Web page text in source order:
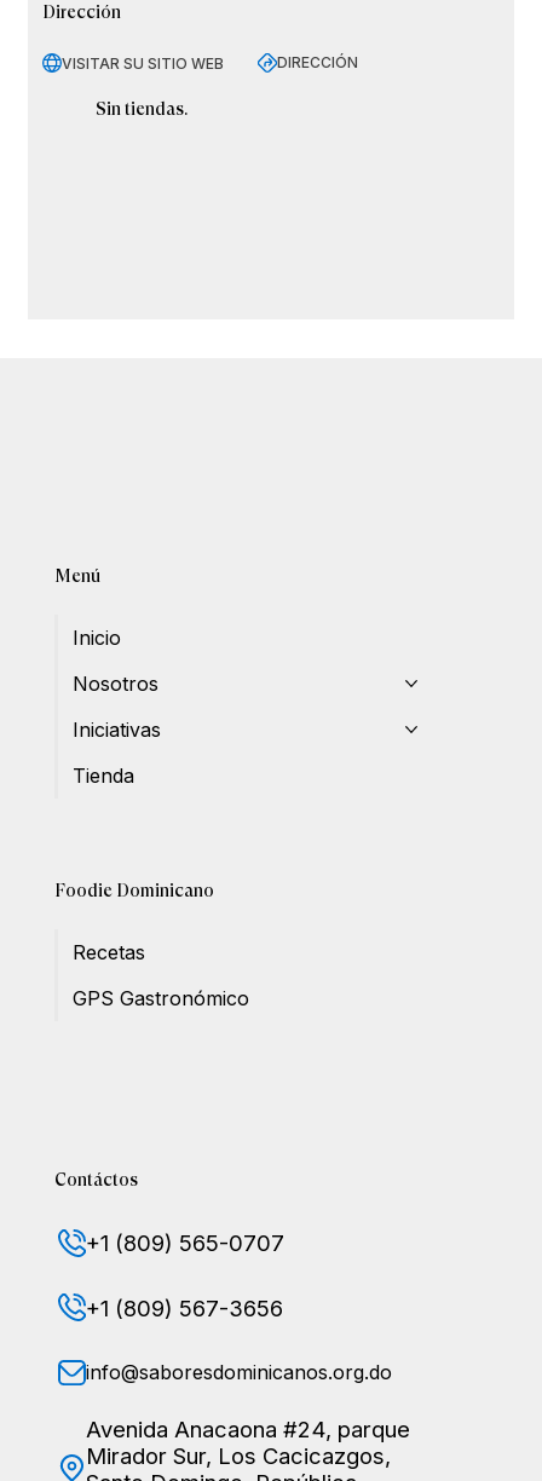
Dirección
VISITAR SU SITIO WEB DIRECCIÓN
Sin tiendas.
Menú
Inicio
Nosotros
Iniciativas
Tienda
Foodie Dominicano
Recetas
GPS Gastronómico
Contáctos
+1 (809) 565-0707
+1 (809) 567-3656
info@saboresdominicanos.org.do
Avenida Anacaona #24, parque
Mirador Sur, Los Cacicazgos,